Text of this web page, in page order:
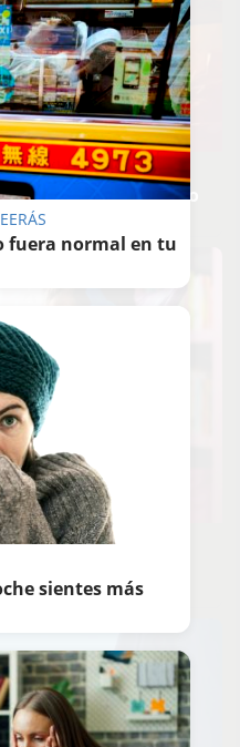
vieja escuela ¡Cómo
olvidas tiene una
fuera normal en tu
sientes más